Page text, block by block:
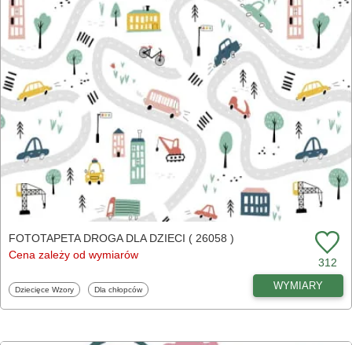
FOTOTAPETA DROGA DLA DZIECI ( 26058 )
Cena zależy od wymiarów
312
Fototapety
Dziecięce Wzory Fototapety
Dla chłopców WYMIARY